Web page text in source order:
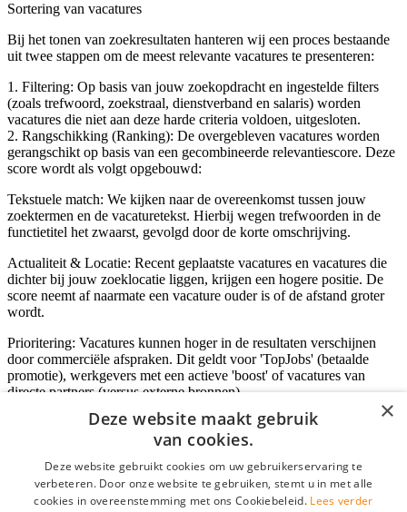
Sortering van vacatures
Bij het tonen van zoekresultaten hanteren wij een proces bestaande
uit twee stappen om de meest relevante vacatures te presenteren:
1. Filtering: Op basis van jouw zoekopdracht en ingestelde filters
(zoals trefwoord, zoekstraal, dienstverband en salaris) worden
vacatures die niet aan deze harde criteria voldoen, uitgesloten.
2. Rangschikking (Ranking): De overgebleven vacatures worden
gerangschikt op basis van een gecombineerde relevantiescore. Deze
score wordt als volgt opgebouwd:
Tekstuele match: We kijken naar de overeenkomst tussen jouw
zoektermen en de vacaturetekst. Hierbij wegen trefwoorden in de
functietitel het zwaarst, gevolgd door de korte omschrijving.
Actualiteit & Locatie: Recent geplaatste vacatures en vacatures die
dichter bij jouw zoeklocatie liggen, krijgen een hogere positie. De
score neemt af naarmate een vacature ouder is of de afstand groter
wordt.
Prioritering: Vacatures kunnen hoger in de resultaten verschijnen
door commerciële afspraken. Dit geldt voor 'TopJobs' (betaalde
promotie), werkgevers met een actieve 'boost' of vacatures van
directe partners (versus externe bronnen).
Inloggen als bedrijf
*
×
Deze website maakt gebruik
van cookies.
Deze website gebruikt cookies om uw gebruikerservaring te
verbeteren. Door onze website te gebruiken, stemt u in met alle
cookies in overeenstemming met ons Cookiebeleid. Lees verder